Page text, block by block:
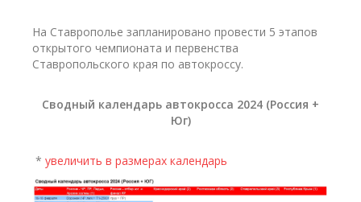
На Ставрополье запланировано провести 5 этапов
открытого чемпионата и первенства
Ставропольского края по автокроссу.
Сводный календарь автокросса 2024 (Россия +
Юг)
* увеличить в размерах календарь